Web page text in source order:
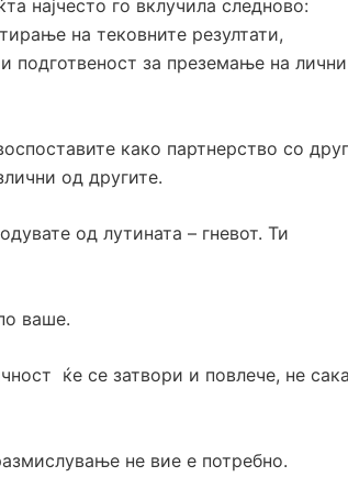
најчесто го вклучила следново:
на тековните резултати,
подготвеност за преземање на лични
како партнерство со
од другите.
од лутината – гневот. Ти
ваше.
ќе се затвори и повлече, не
не вие е потребно.